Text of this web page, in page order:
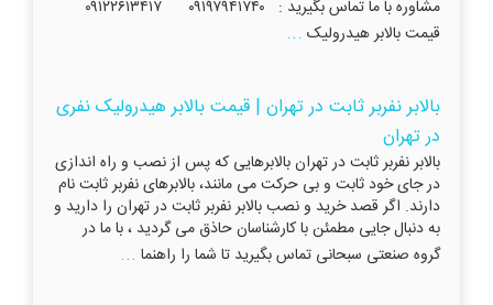
قیمت بالابر هیدرولیک ...
بالابر نفربر ثابت در تهران | قیمت بالابر هیدرولیک نفری
در تهران
بالابر نفربر ثابت در تهران بالابرهایی که پس از نصب و راه اندازی
در جای خود ثابت و بی حرکت می مانند، بالابرهای نفربر ثابت نام
دارند. اگر قصد خرید و نصب بالابر نفربر ثابت در تهران را دارید و
به دنبال جایی مطمئن با کارشناسان حاذق می گردید ، با ما در
گروه صنعتی سبحانی تماس بگیرید تا شما را راهنما ...